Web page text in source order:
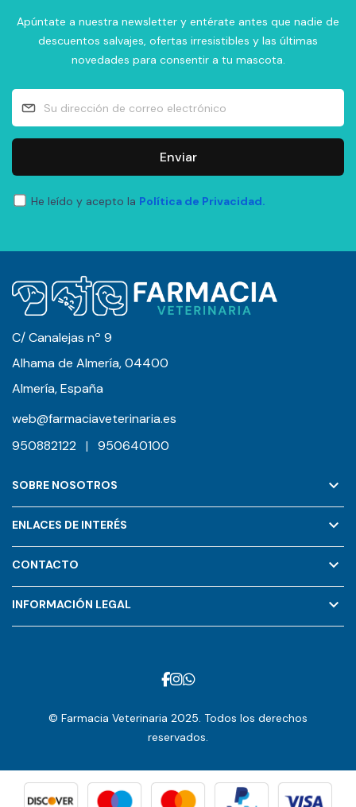
Apúntate a nuestra newsletter y entérate antes que nadie de
descuentos salvajes, ofertas irresistibles y las últimas
novedades para consentir a tu mascota.
Enviar
He leído y acepto la Política de Privacidad.
C/ Canalejas nº 9
Alhama de Almería, 04400
Almería, España
web@farmaciaveterinaria.es
950882122
| 950640100
SOBRE NOSOTROS keyboard_arrow_down
ENLACES DE INTERÉS keyboard_arrow_down
CONTACTO keyboard_arrow_down
INFORMACIÓN LEGAL keyboard_arrow_down
© Farmacia Veterinaria 2025. Todos los derechos
reservados.